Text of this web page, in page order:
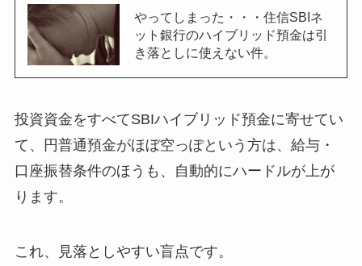
やってしまった・・・住信SBIネ
ット銀行のハイブリッド預金は引
き落としに使えない件。
投資資金をすべてSBIハイブリッド預金に寄せてい
て、円普通預金がほぼ空っぽという方は、給与・
口座振替条件のほうも、自動的にハードルが上が
ります。
これ、見落としやすい盲点です。